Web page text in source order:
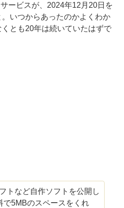
ービスが、2024年12月20日を
いつからあったのかよくわか
とも20年は続いていたはずで
トなど自作ソフトを公開し
で5MBのスペースをくれ